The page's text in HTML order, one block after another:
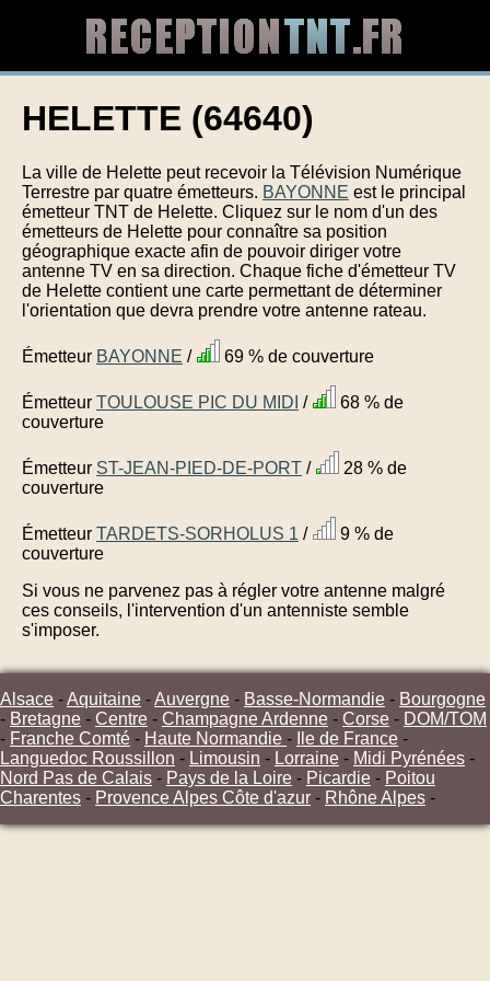
HELETTE (64640)
La ville de Helette peut recevoir la Télévision Numérique
Terrestre par quatre émetteurs. BAYONNE est le principal
émetteur TNT de Helette. Cliquez sur le nom d'un des
émetteurs de Helette pour connaître sa position
géographique exacte afin de pouvoir diriger votre
antenne TV en sa direction. Chaque fiche d'émetteur TV
de Helette contient une carte permettant de déterminer
l'orientation que devra prendre votre antenne rateau.
Émetteur BAYONNE / 69 % de couverture
Émetteur TOULOUSE PIC DU MIDI /
68 % de
couverture
Émetteur ST-JEAN-PIED-DE-PORT /
28 % de
couverture
Émetteur TARDETS-SORHOLUS 1 /
9 % de
couverture
Si vous ne parvenez pas à régler votre antenne malgré
ces conseils, l'intervention d'un antenniste semble
s'imposer.
Alsace -Aquitaine -Auvergne - Basse-Normandie - Bourgogne
- Bretagne - Centre - Champagne Ardenne - Corse - DOM/TOM
- Franche Comté - Haute Normandie - Ile de France -
Languedoc Roussillon - Limousin - Lorraine - Midi Pyrénées -
Nord Pas de Calais - Pays de la Loire - Picardie - Poitou
Charentes - Provence Alpes Côte d'azur - Rhône Alpes -